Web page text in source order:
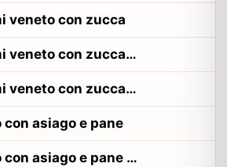
veneto con zucca
Stufato di legumi veneto con zucca alla contadina padovano
Stufato di legumi veneto con zucca alla contadina trevigiano
asiago e pane
Vellutata veneto con asiago e pane alla contadina padovano